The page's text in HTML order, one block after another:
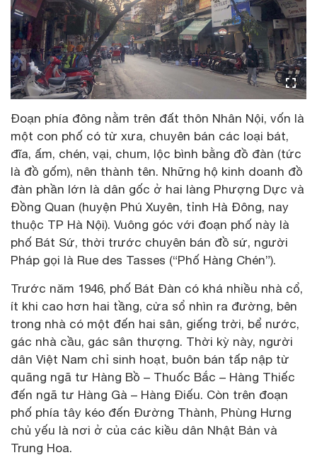
Đoạn phía đông nằm trên đất thôn Nhân Nội, vốn là
một con phố có từ xưa, chuyên bán các loại bát,
đĩa, ấm, chén, vại, chum, lộc bình bằng đồ đàn (tức
là đồ gốm), nên thành tên. Những hộ kinh doanh đồ
đàn phần lớn là dân gốc ở hai làng Phượng Dực và
Đồng Quan (huyện Phú Xuyên, tỉnh Hà Đông, nay
thuộc TP Hà Nội). Vuông góc với đoạn phố này là
phố Bát Sứ, thời trước chuyên bán đồ sứ, người
Pháp gọi là Rue des Tasses (“Phố Hàng Chén”).
Trước năm 1946, phố Bát Đàn có khá nhiều nhà cổ,
ít khi cao hơn hai tầng, cửa sổ nhìn ra đường, bên
trong nhà có một đến hai sân, giếng trời, bể nước,
gác nhà cầu, gác sân thượng. Thời kỳ này, người
dân Việt Nam chỉ sinh hoạt, buôn bán tấp nập từ
quãng ngã tư Hàng Bồ – Thuốc Bắc – Hàng Thiếc
đến ngã tư Hàng Gà – Hàng Điếu. Còn trên đoạn
phố phía tây kéo đến Đường Thành, Phùng Hưng
chủ yếu là nơi ở của các kiều dân Nhật Bản và
Trung Hoa.